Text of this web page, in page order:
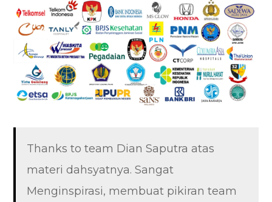
Thanks to team Dian Saputra atas
materi dahsyatnya. Sangat
Menginspirasi, membuat pikiran team